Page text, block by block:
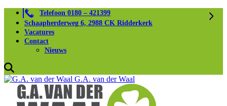
Telefoon 0180 – 421399
Schaapherderweg 6, 2988 CK Ridderkerk
Vacatures
Contact
Nieuws
G.A. van der Waal